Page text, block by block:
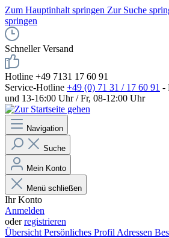
Zum Hauptinhalt springen Zur Suche
springen
Schneller Versand
Hotline +49 7131 17 60 91
Service-Hotline +49 (0) 71 31 / 17 60 91 -
und 13-16:00 Uhr / Fr, 08-12:00 Uhr
Navigation
Suche
Mein Konto
Menü schließen
Ihr Konto
Anmelden
oderregistrieren
Übersicht Persönliches Profil Adressen